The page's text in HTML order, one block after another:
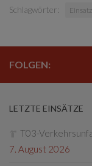
Schlagwörter: Einsatz
FOLGEN:
LETZTE EINSÄTZE
T03-
7. August 2026